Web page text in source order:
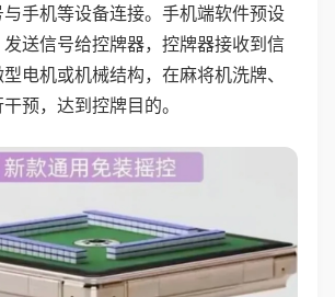
手机等设备连接。手机端软件预设
送信号给控牌器，控牌器接收到信
电机或机械结构，在麻将机洗牌、
预，达到控牌目的。